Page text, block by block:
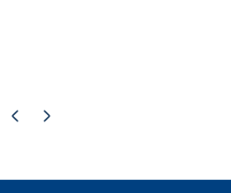
precedente
Pagina successiva